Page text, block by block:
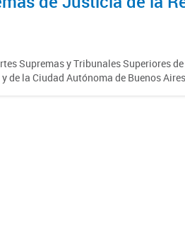
Supremas y Tribunales Superiores
de la Ciudad Autónoma de Buenos Aires.